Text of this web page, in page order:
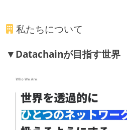
私たちについて
▼Datachainが目指す世界